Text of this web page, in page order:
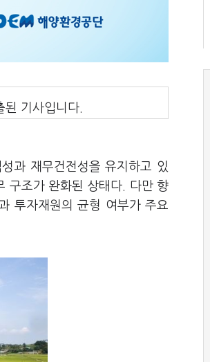
된 기사입니다.
과 재무건전성을 유지하고 있
구조가 완화된 상태다. 다만 향
투자재원의 균형 여부가 주요